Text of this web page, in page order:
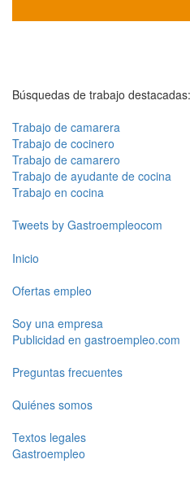
Búsquedas de trabajo destacadas:
Trabajo de camarera
Trabajo de cocinero
Trabajo de camarero
Trabajo de ayudante de cocina
Trabajo en cocina
Tweets by Gastroempleocom
Inicio
Ofertas empleo
Soy una empresa
Publicidad en gastroempleo.com
Preguntas frecuentes
Quiénes somos
Textos legales
Gastroempleo